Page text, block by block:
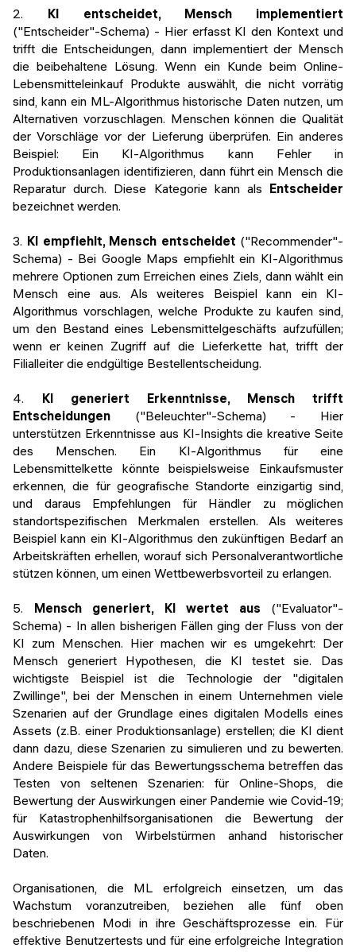
2. KI entscheidet, Mensch implementiert
("Entscheider"-Schema) - Hier erfasst KI den Kontext und
trifft die Entscheidungen, dann implementiert der Mensch
die beibehaltene Lösung. Wenn ein Kunde beim Online-
Lebensmitteleinkauf Produkte auswählt, die nicht vorrätig
sind, kann ein ML-Algorithmus historische Daten nutzen, um
Alternativen vorzuschlagen. Menschen können die Qualität
der Vorschläge vor der Lieferung überprüfen. Ein anderes
Beispiel: Ein KI-Algorithmus kann Fehler in
Produktionsanlagen identifizieren, dann führt ein Mensch die
Reparatur durch. Diese Kategorie kann als Entscheider
bezeichnet werden.
3. KI empfiehlt, Mensch entscheidet ("Recommender"-
Schema) - Bei Google Maps empfiehlt ein KI-Algorithmus
mehrere Optionen zum Erreichen eines Ziels, dann wählt ein
Mensch eine aus. Als weiteres Beispiel kann ein KI-
Algorithmus vorschlagen, welche Produkte zu kaufen sind,
um den Bestand eines Lebensmittelgeschäfts aufzufüllen;
wenn er keinen Zugriff auf die Lieferkette hat, trifft der
Filialleiter die endgültige Bestellentscheidung.
4. KI generiert Erkenntnisse, Mensch trifft
Entscheidungen ("Beleuchter"-Schema) - Hier
unterstützen Erkenntnisse aus KI-Insights die kreative Seite
des Menschen. Ein KI-Algorithmus für eine
Lebensmittelkette könnte beispielsweise Einkaufsmuster
erkennen, die für geografische Standorte einzigartig sind,
und daraus Empfehlungen für Händler zu möglichen
standortspezifischen Merkmalen erstellen. Als weiteres
Beispiel kann ein KI-Algorithmus den zukünftigen Bedarf an
Arbeitskräften erhellen, worauf sich Personalverantwortliche
stützen können, um einen Wettbewerbsvorteil zu erlangen.
5. Mensch generiert, KI wertet aus ("Evaluator"-
Schema) - In allen bisherigen Fällen ging der Fluss von der
KI zum Menschen. Hier machen wir es umgekehrt: Der
Mensch generiert Hypothesen, die KI testet sie. Das
wichtigste Beispiel ist die Technologie der "digitalen
Zwillinge", bei der Menschen in einem Unternehmen viele
Szenarien auf der Grundlage eines digitalen Modells eines
Assets (z.B. einer Produktionsanlage) erstellen; die KI dient
dann dazu, diese Szenarien zu simulieren und zu bewerten.
Andere Beispiele für das Bewertungsschema betreffen das
Testen von seltenen Szenarien: für Online-Shops, die
Bewertung der Auswirkungen einer Pandemie wie Covid-19;
für Katastrophenhilfsorganisationen die Bewertung der
Auswirkungen von Wirbelstürmen anhand historischer
Daten.
Organisationen, die ML erfolgreich einsetzen, um das
Wachstum voranzutreiben, beziehen alle fünf oben
beschriebenen Modi in ihre Geschäftsprozesse ein. Für
effektive Benutzertests und für eine erfolgreiche Integration